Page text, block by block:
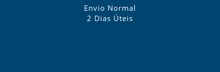
Envio Normal
2 Dias Úteis